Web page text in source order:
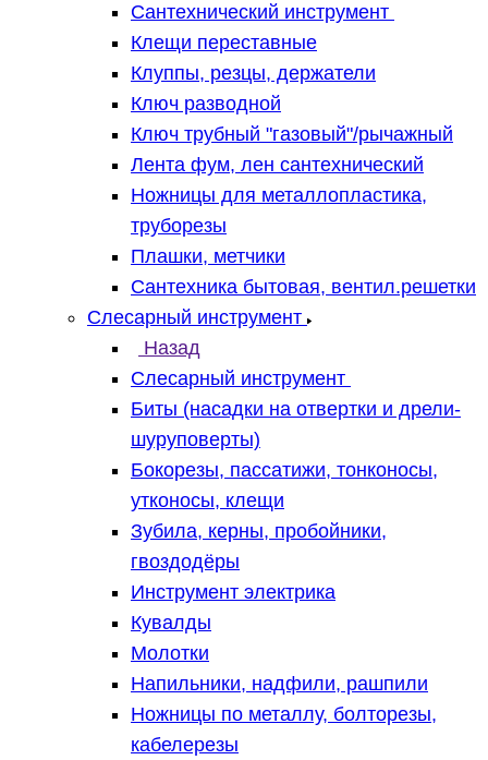
Сантехнический инструмент
Клещи переставные
Клуппы, резцы, держатели
Ключ разводной
Ключ трубный "газовый"/рычажный
Лента фум, лен сантехнический
Ножницы для металлопластика,
труборезы
Плашки, метчики
Сантехника бытовая, вентил.решетки
Слесарный инструмент
Назад
Слесарный инструмент
Биты (насадки на отвертки и дрели-
шуруповерты)
Бокорезы, пассатижи, тонконосы,
утконосы, клещи
Зубила, керны, пробойники,
гвоздодёры
Инструмент электрика
Кувалды
Молотки
Напильники, надфили, рашпили
Ножницы по металлу, болторезы,
кабелерезы